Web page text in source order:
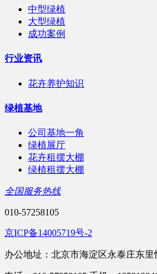
中型绿植
大型绿植
成功案例
行业资讯
花卉养护知识
绿植基地
公司基地一角
绿植展厅
花卉租摆大棚
绿植租摆大棚
全国服务热线
010-57258105
京ICP备14005719号-2
办公地址：北京市海淀区永泰庄东里